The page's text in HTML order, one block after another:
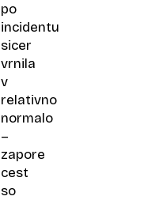
po
incidentu
sicer
vrnila
v
relativno
normalo
–
zapore
cest
so